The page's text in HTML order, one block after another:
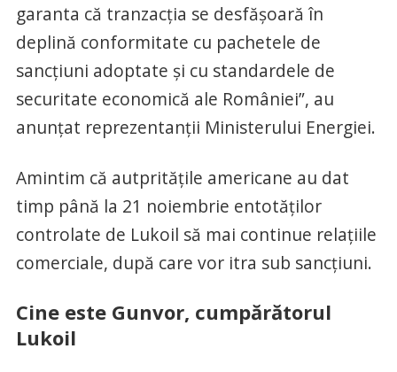
garanta că tranzacția se desfășoară în
deplină conformitate cu pachetele de
sancțiuni adoptate și cu standardele de
securitate economică ale României”, au
anunțat reprezentanții Ministerului Energiei.
Amintim că autpritățile americane au dat
timp până la 21 noiembrie entotăților
controlate de Lukoil să mai continue relațiile
comerciale, după care vor itra sub sancțiuni.
Cine este Gunvor, cumpărătorul
Lukoil